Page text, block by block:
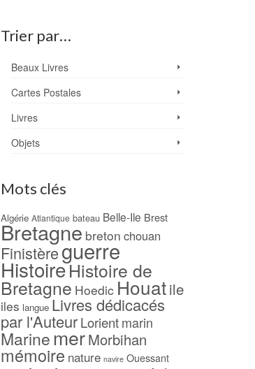
Une visite à l’île de
Houat (1888) –
Alphonse DAUDET
45,00€
AJOUTER AU PANIER
Ajouter à ma Wishlist
Bretagne –
Ajouter à ma
Trier par…
Beaux Livres
Cartes Postales
Livres
Objets
Mots clés
Algérie Atlantique bateau Belle-Ile Brest
Bretagne breton chouan
Finistèreguerre
HistoireHistoire de
Bretagne Hoedic Houatile
iles langue Livres dédicacés
par l'Auteur Lorient marin
Marine merMorbihan
mémoire nature navire Ouessant